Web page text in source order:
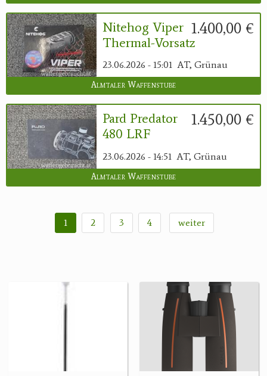
1.400,00 €
Nitehog Viper
Thermal-Vorsatz
23.06.2026 - 15:01 AT, Grünau
Almtaler Waffenstube
1.450,00 €
Pard Predator
480 LRF
23.06.2026 - 14:51 AT, Grünau
Almtaler Waffenstube
1 2 3 4 weiter